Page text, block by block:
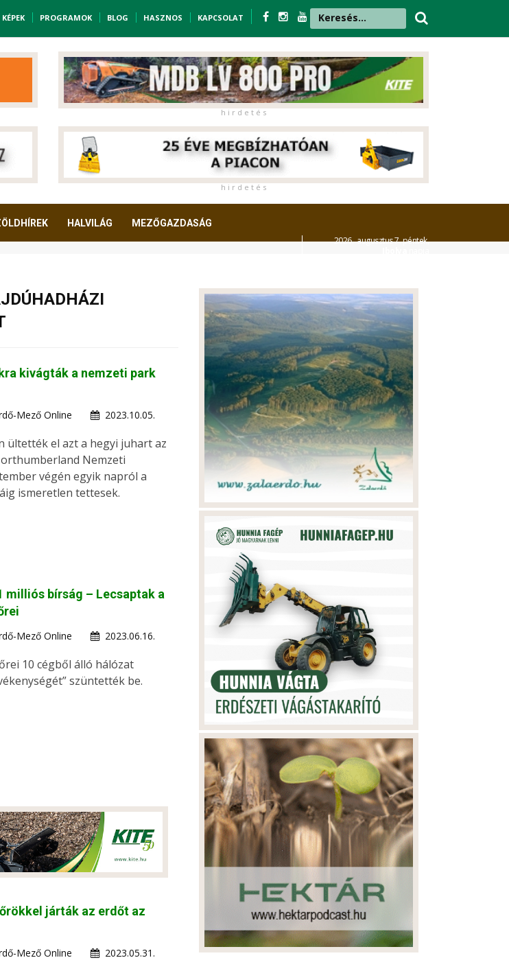
KÉPEK PROGRAMOK BLOG HASZNOS KAPCSOLAT
h i r d e t é s
h i r d e t é s
HALVILÁG MEZŐGAZDASÁG
2026. augusztus 7. péntek,
kivágták a nemzeti park
Mező Online 2023.10.05.
ültették el azt a hegyi juhart az
Nemzeti
végén egyik napról a
ismeretlen tettesek.
milliós bírság – Lecsaptak a
Mező Online 2023.06.16.
10 cégből álló hálózat
szüntették be.
járták az erdőt az
Mező Online 2023.05.31.